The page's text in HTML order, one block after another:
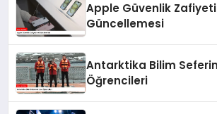
Apple Güvenlik
Güncellemesi
Antarktika Bilim
Öğrencileri